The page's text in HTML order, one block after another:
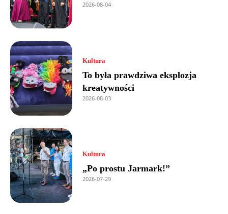
2026-08-04
Kultura
To była prawdziwa eksplozja
kreatywności
2026-08-03
Kultura
„Po prostu Jarmark!”
2026-07-29